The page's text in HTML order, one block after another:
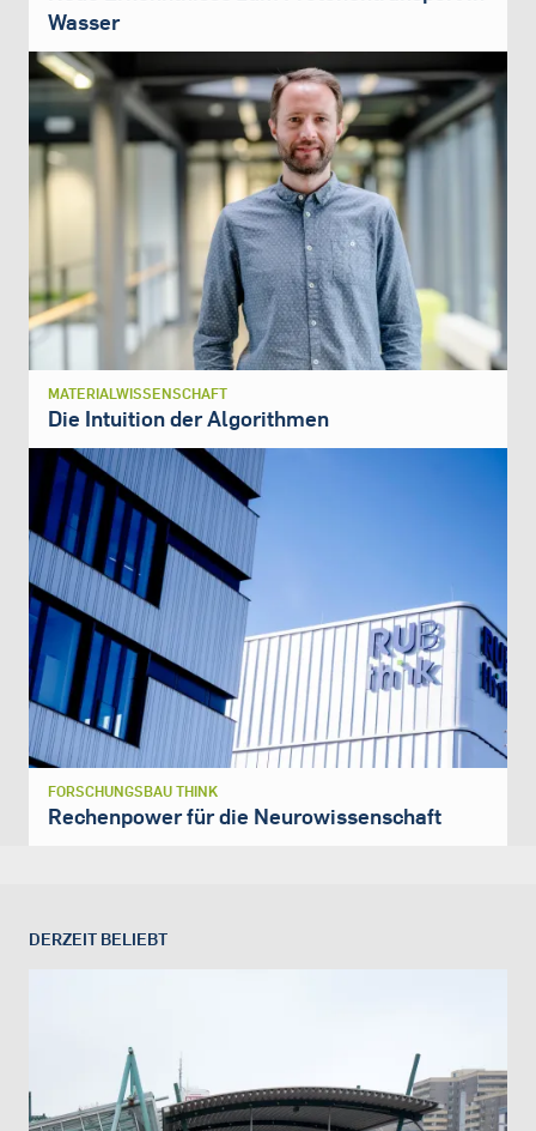
Wasser
MATERIALWISSENSCHAFT
Die Intuition der Algorithmen
FORSCHUNGSBAU THINK
Rechenpower für die Neurowissenschaft
DERZEIT BELIEBT